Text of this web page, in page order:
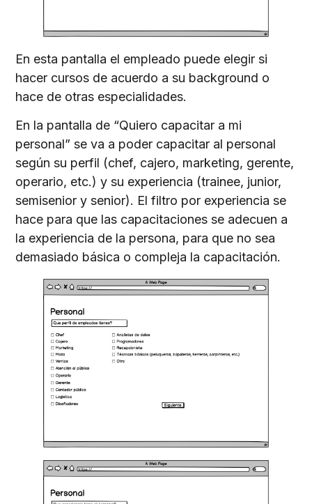
En esta pantalla el empleado puede elegir si
hacer cursos de acuerdo a su background o
hace de otras especialidades.
En la pantalla de “Quiero capacitar a mi
personal” se va a poder capacitar al personal
según su perfil (chef, cajero, marketing, gerente,
operario, etc.) y su experiencia (trainee, junior,
semisenior y senior). El filtro por experiencia se
hace para que las capacitaciones se adecuen a
la experiencia de la persona, para que no sea
demasiado básica o compleja la capacitación.